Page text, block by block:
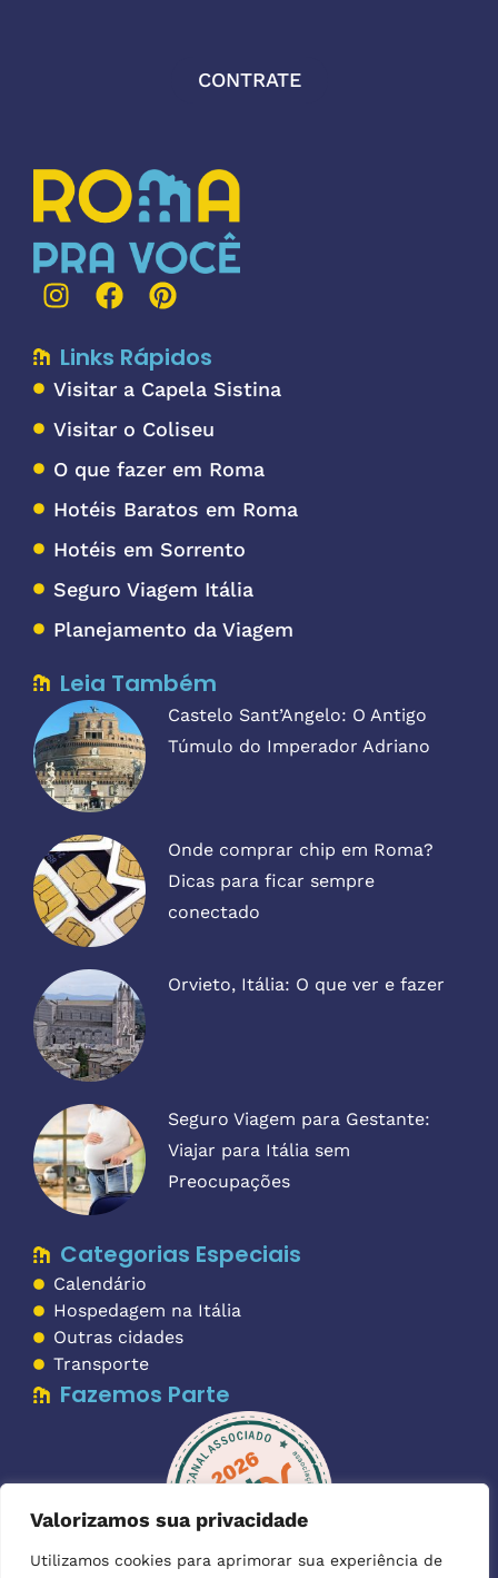
Valorizamos sua privacidade
Utilizamos cookies para aprimorar sua experiência de
CONTRATE
Links Rápidos
Visitar a Capela Sistina
Visitar o Coliseu
O que fazer em Roma
Hotéis Baratos em Roma
Hotéis em Sorrento
Seguro Viagem Itália
Planejamento da Viagem
Leia Também
Castelo Sant’Angelo: O Antigo
Túmulo do Imperador Adriano
Onde comprar chip em Roma?
Dicas para ficar sempre
conectado
Orvieto, Itália: O que ver e fazer
Seguro Viagem para Gestante:
Viajar para Itália sem
Preocupações
Categorias Especiais
Calendário
Hospedagem na Itália
Outras cidades
Transporte
Fazemos Parte